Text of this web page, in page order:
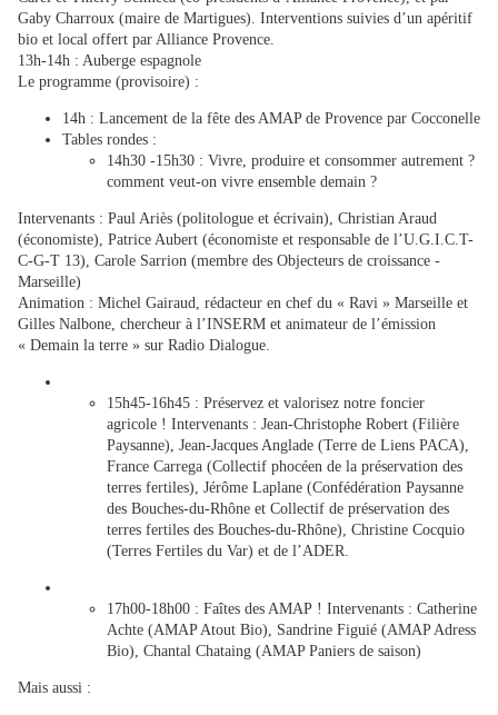
Gaby Charroux (maire de Martigues). Interventions suivies d’un apéritif
bio et local offert par Alliance Provence.
13h-14h : Auberge espagnole
Le programme (provisoire) :
14h : Lancement de la fête des AMAP de Provence par Cocconelle
Tables rondes :
14h30 -15h30 : Vivre, produire et consommer autrement ?
comment veut-on vivre ensemble demain ?
Intervenants : Paul Ariès (politologue et écrivain), Christian Araud
(économiste), Patrice Aubert (économiste et responsable de l’U.G.I.C.T-
C-G-T 13), Carole Sarrion (membre des Objecteurs de croissance -
Marseille)
Animation : Michel Gairaud, rédacteur en chef du « Ravi » Marseille et
Gilles Nalbone, chercheur à l’INSERM et animateur de l’émission
« Demain la terre » sur Radio Dialogue.
15h45-16h45 : Préservez et valorisez notre foncier
agricole ! Intervenants : Jean-Christophe Robert (Filière
Paysanne), Jean-Jacques Anglade (Terre de Liens PACA),
France Carrega (Collectif phocéen de la préservation des
terres fertiles), Jérôme Laplane (Confédération Paysanne
des Bouches-du-Rhône et Collectif de préservation des
terres fertiles des Bouches-du-Rhône), Christine Cocquio
(Terres Fertiles du Var) et de l’ADER.
17h00-18h00 : Faîtes des AMAP ! Intervenants : Catherine
Achte (AMAP Atout Bio), Sandrine Figuié (AMAP Adress
Bio), Chantal Chataing (AMAP Paniers de saison)
Mais aussi :